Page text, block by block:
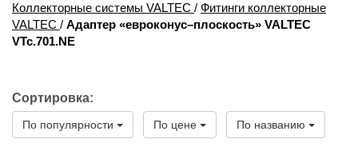
Коллекторные системы VALTEC / Фитинги коллекторные
VALTEC / Адаптер «евроконус–плоскость» VALTEC
VTc.701.NE
Сортировка:
По популярности По цене По названию